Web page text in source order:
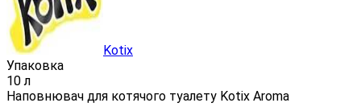
Kotix
Упаковка
10 л
Наповнювач для котячого туалету Kotix Aroma